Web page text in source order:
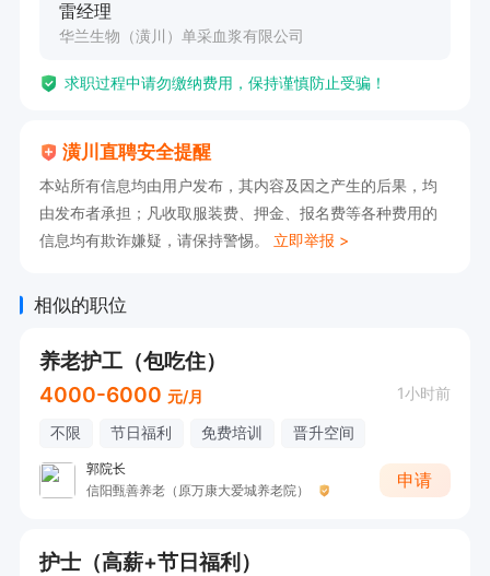
流、岗位技能提升等课程，为医护类岗位提供职称
晋升通道。
与工作用具，行政后勤岗位提供完善的办公设施；
每年进行员工健康体检，保障员工身体健康。
5. 日常福利：
福利假期。
贴）、降温取暖福利费、生日福利、员工食堂免费
餐食。
- 定期组织团队建设活动（如团建旅游、聚餐、文
体活动等），丰富员工业余生活。
雷经理
华兰生物（潢川）单采血浆有限公司
求职过程中请勿缴纳费用，保持谨慎防止受骗！
潢川直聘安全提醒
本站所有信息均由用户发布，其内容及因之产生的后果，均
由发布者承担；凡收取服装费、押金、报名费等各种费用的
信息均有欺诈嫌疑，请保持警惕。 立即举报 >
相似的职位
养老护工（包吃住）
4000-6000 元/月 1小时前
不限 节日福利 免费培训 晋升空间
郭院长
信阳甄善养老（原万康大爱城养老院）
申请
护士（高薪+节日福利）